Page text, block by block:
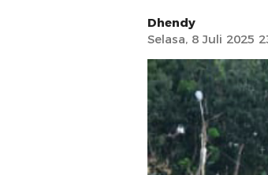
Dhendy
Selasa, 8 Juli 2025